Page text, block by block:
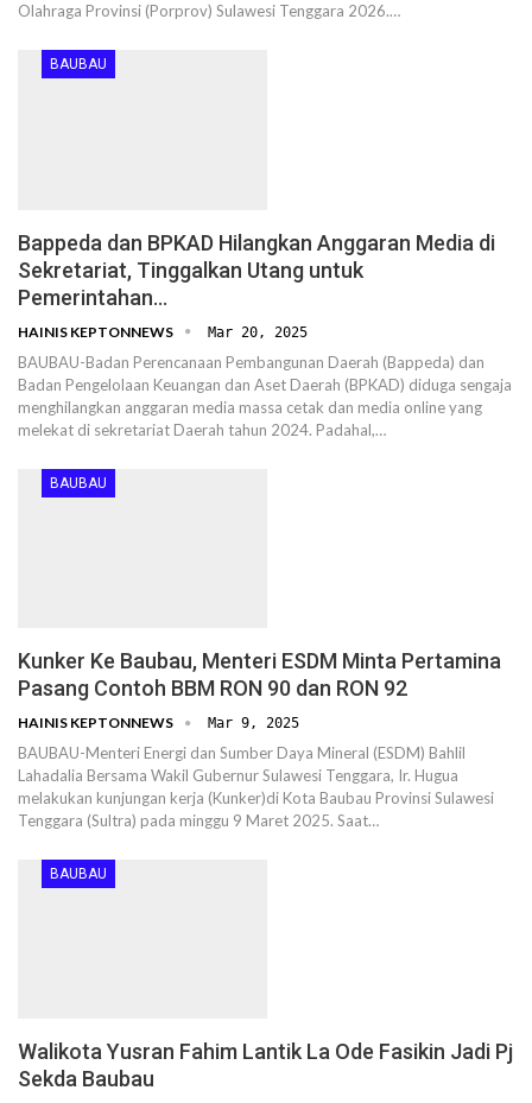
Olahraga Provinsi (Porprov) Sulawesi Tenggara 2026.…
BAUBAU
Bappeda dan BPKAD Hilangkan Anggaran Media di
Sekretariat, Tinggalkan Utang untuk
Pemerintahan…
HAINIS KEPTONNEWS Mar 20, 2025
BAUBAU-Badan Perencanaan Pembangunan Daerah (Bappeda) dan
Badan Pengelolaan Keuangan dan Aset Daerah (BPKAD) diduga sengaja
menghilangkan anggaran media massa cetak dan media online yang
melekat di sekretariat Daerah tahun 2024. Padahal,…
BAUBAU
Kunker Ke Baubau, Menteri ESDM Minta Pertamina
Pasang Contoh BBM RON 90 dan RON 92
HAINIS KEPTONNEWS Mar 9, 2025
BAUBAU-Menteri Energi dan Sumber Daya Mineral (ESDM) Bahlil
Lahadalia Bersama Wakil Gubernur Sulawesi Tenggara, Ir. Hugua
melakukan kunjungan kerja (Kunker)di Kota Baubau Provinsi Sulawesi
Tenggara (Sultra) pada minggu 9 Maret 2025. Saat…
BAUBAU
Walikota Yusran Fahim Lantik La Ode Fasikin Jadi Pj
Sekda Baubau